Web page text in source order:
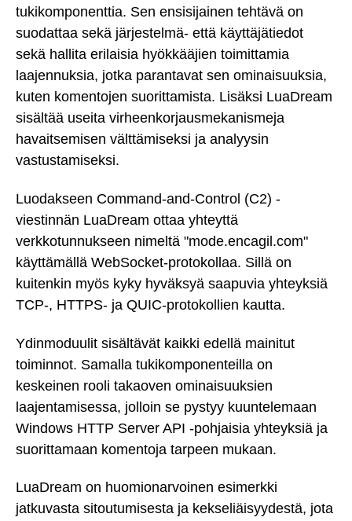
tukikomponenttia. Sen ensisijainen tehtävä on
suodattaa sekä järjestelmä- että käyttäjätiedot
sekä hallita erilaisia hyökkääjien toimittamia
laajennuksia, jotka parantavat sen ominaisuuksia,
kuten komentojen suorittamista. Lisäksi LuaDream
sisältää useita virheenkorjausmekanismeja
havaitsemisen välttämiseksi ja analyysin
vastustamiseksi.
Luodakseen Command-and-Control (C2) -
viestinnän LuaDream ottaa yhteyttä
verkkotunnukseen nimeltä "mode.encagil.com"
käyttämällä WebSocket-protokollaa. Sillä on
kuitenkin myös kyky hyväksyä saapuvia yhteyksiä
TCP-, HTTPS- ja QUIC-protokollien kautta.
Ydinmoduulit sisältävät kaikki edellä mainitut
toiminnot. Samalla tukikomponenteilla on
keskeinen rooli takaoven ominaisuuksien
laajentamisessa, jolloin se pystyy kuuntelemaan
Windows HTTP Server API -pohjaisia yhteyksiä ja
suorittamaan komentoja tarpeen mukaan.
LuaDream on huomionarvoinen esimerkki
jatkuvasta sitoutumisesta ja kekseliäisyydestä, jota